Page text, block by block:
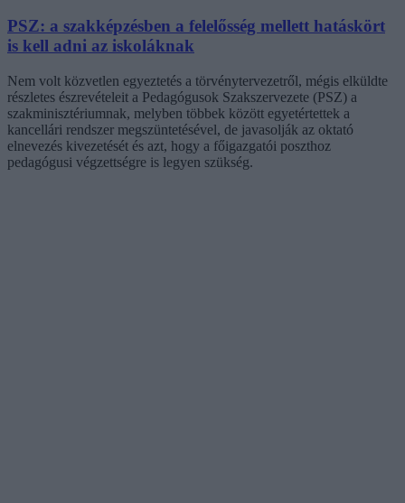
PSZ: a szakképzésben a felelősség mellett hatáskört
is kell adni az iskoláknak
Nem volt közvetlen egyeztetés a törvénytervezetről, mégis elküldte
részletes észrevételeit a Pedagógusok Szakszervezete (PSZ) a
szakminisztériumnak, melyben többek között egyetértettek a
kancellári rendszer megszüntetésével, de javasolják az oktató
elnevezés kivezetését és azt, hogy a főigazgatói poszthoz
pedagógusi végzettségre is legyen szükség.